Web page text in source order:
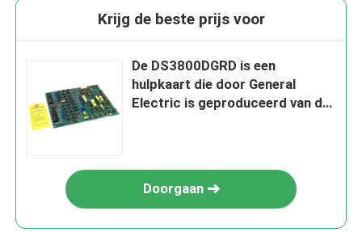
Krijg de beste prijs voor
De DS3800DGRD is een
hulpkaart die door General
Electric is geproduceerd van de
Doorgaan